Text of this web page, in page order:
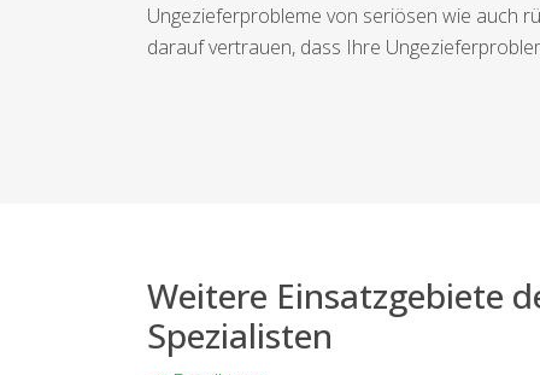
Ungezieferprobleme von seriösen wie auch
darauf vertrauen, dass Ihre
Weitere Einsatzgebiete
Spezialisten